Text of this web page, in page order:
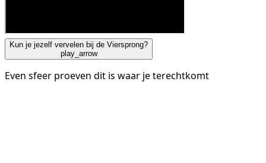
Kun je jezelf vervelen bij de Viersprong?
play_arrow
Even sfeer proeven dit is waar je terechtkomt